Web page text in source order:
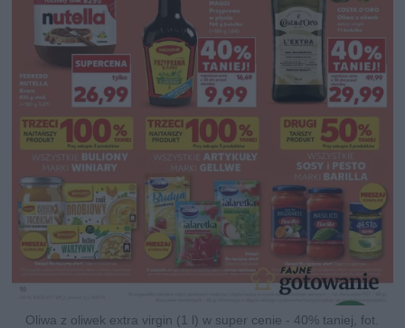
Oliwa z oliwek extra virgin (1 l) w super cenie - 40% taniej, fot.